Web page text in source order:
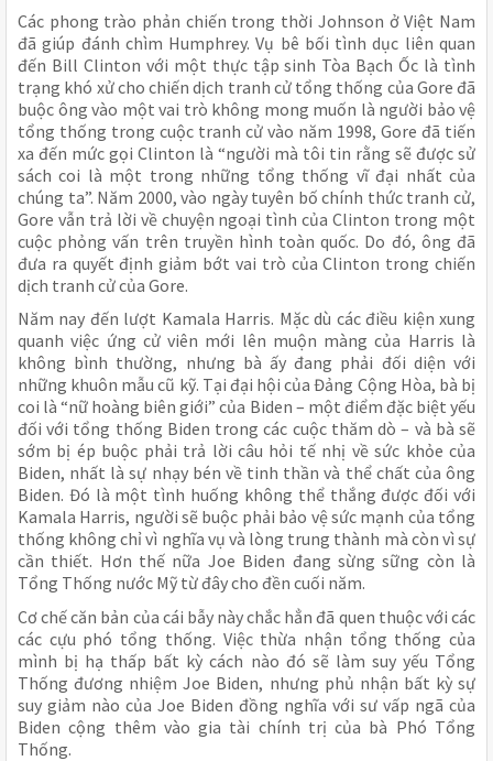
Các phong trào phản chiến trong thời Johnson ở Việt Nam
đã giúp đánh chìm Humphrey. Vụ bê bối tình dục liên quan
đến Bill Clinton với một thực tập sinh Tòa Bạch Ốc là tình
trạng khó xử cho chiến dịch tranh cử tổng thống của Gore đã
buộc ông vào một vai trò không mong muốn là người bảo vệ
tổng thống trong cuộc tranh cử vào năm 1998, Gore đã tiến
xa đến mức gọi Clinton là “người mà tôi tin rằng sẽ được sử
sách coi là một trong những tổng thống vĩ đại nhất của
chúng ta”. Năm 2000, vào ngày tuyên bố chính thức tranh cử,
Gore vẫn trả lời về chuyện ngoại tình của Clinton trong một
cuộc phỏng vấn trên truyền hình toàn quốc. Do đó, ông đã
đưa ra quyết định giảm bớt vai trò của Clinton trong chiến
dịch tranh cử của Gore.
Năm nay đến lượt Kamala Harris. Mặc dù các điều kiện xung
quanh việc ứng cử viên mới lên muộn màng của Harris là
không bình thường, nhưng bà ấy đang phải đối diện với
những khuôn mẫu cũ kỹ. Tại đại hội của Đảng Cộng Hòa, bà bị
coi là “nữ hoàng biên giới” của Biden – một điểm đặc biệt yếu
đối với tổng thống Biden trong các cuộc thăm dò – và bà sẽ
sớm bị ép buộc phải trả lời câu hỏi tế nhị về sức khỏe của
Biden, nhất là sự nhạy bén về tinh thần và thể chất của ông
Biden. Đó là một tình huống không thể thắng được đối với
Kamala Harris, người sẽ buộc phải bảo vệ sức mạnh của tổng
thống không chỉ vì nghĩa vụ và lòng trung thành mà còn vì sự
cần thiết. Hơn thế nữa Joe Biden đang sừng sững còn là
Tổng Thống nước Mỹ từ đây cho đền cuối năm.
Cơ chế căn bản của cái bẫy này chắc hẳn đã quen thuộc với các
các cựu phó tổng thống. Việc thừa nhận tổng thống của
mình bị hạ thấp bất kỳ cách nào đó sẽ làm suy yếu Tổng
Thống đương nhiệm Joe Biden, nhưng phủ nhận bất kỳ sự
suy giảm nào của Joe Biden đồng nghĩa với sư vấp ngã của
Biden cộng thêm vào gia tài chính trị của bà Phó Tổng
Thống.